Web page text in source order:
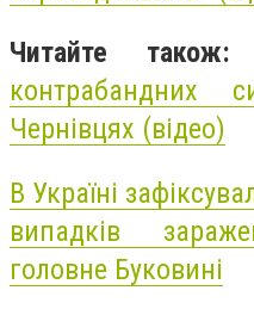
Читайте також:
контрабандних
Чернівцях (відео)
В Україні
випадків
головне Буковині